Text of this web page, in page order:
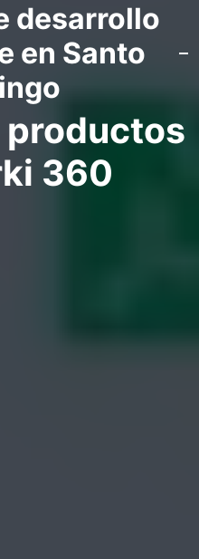
desarrollo
en Santo
360